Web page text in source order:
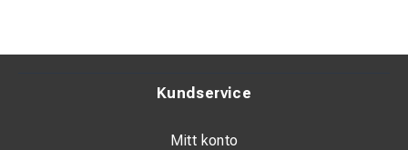
Kundservice
Mitt konto